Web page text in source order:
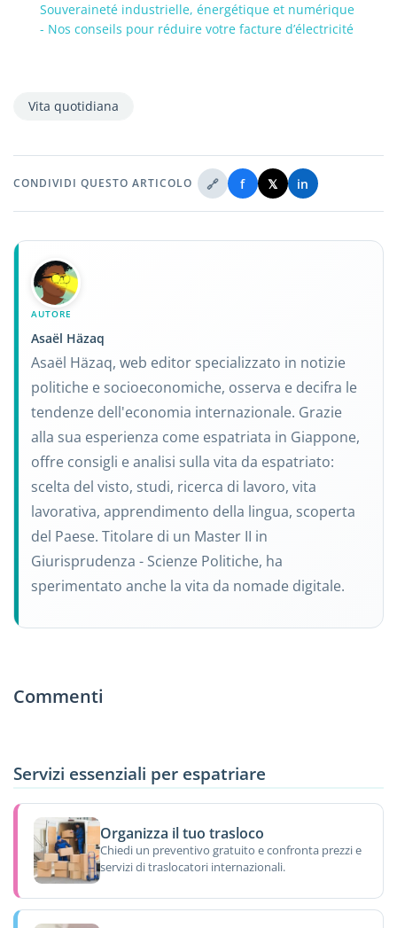
Souveraineté industrielle, énergétique et numérique
- Nos conseils pour réduire votre facture d’électricité
Vita quotidiana
CONDIVIDI QUESTO ARTICOLO 🔗 f 𝕏 in
AUTORE
Asaël Häzaq
Asaël Häzaq, web editor specializzato in notizie
politiche e socioeconomiche, osserva e decifra le
tendenze dell'economia internazionale. Grazie
alla sua esperienza come espatriata in Giappone,
offre consigli e analisi sulla vita da espatriato:
scelta del visto, studi, ricerca di lavoro, vita
lavorativa, apprendimento della lingua, scoperta
del Paese. Titolare di un Master II in
Giurisprudenza - Scienze Politiche, ha
sperimentato anche la vita da nomade digitale.
Commenti
Servizi essenziali per espatriare
Organizza il tuo trasloco
Chiedi un preventivo gratuito e confronta prezzi e
servizi di traslocatori internazionali.